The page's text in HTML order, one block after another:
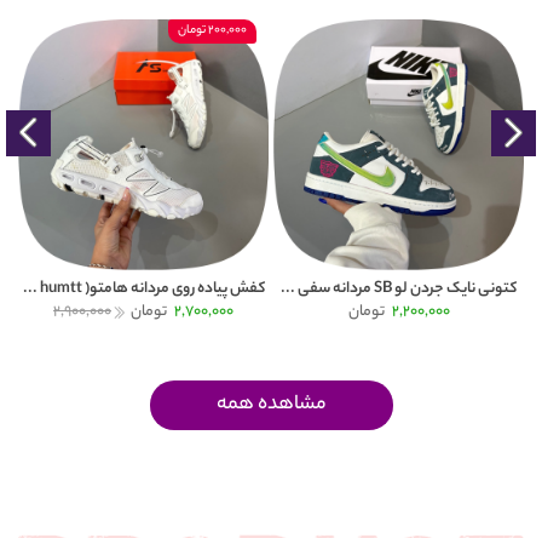
کتونی نایک جردن لو SB مردانه سفی ...
2,200,000 تومان
200,000 تومان
کفش پیاده روی مردانه هامتو( humtt ...
2,700,000 تومان 2,900,000
مشاهده همه